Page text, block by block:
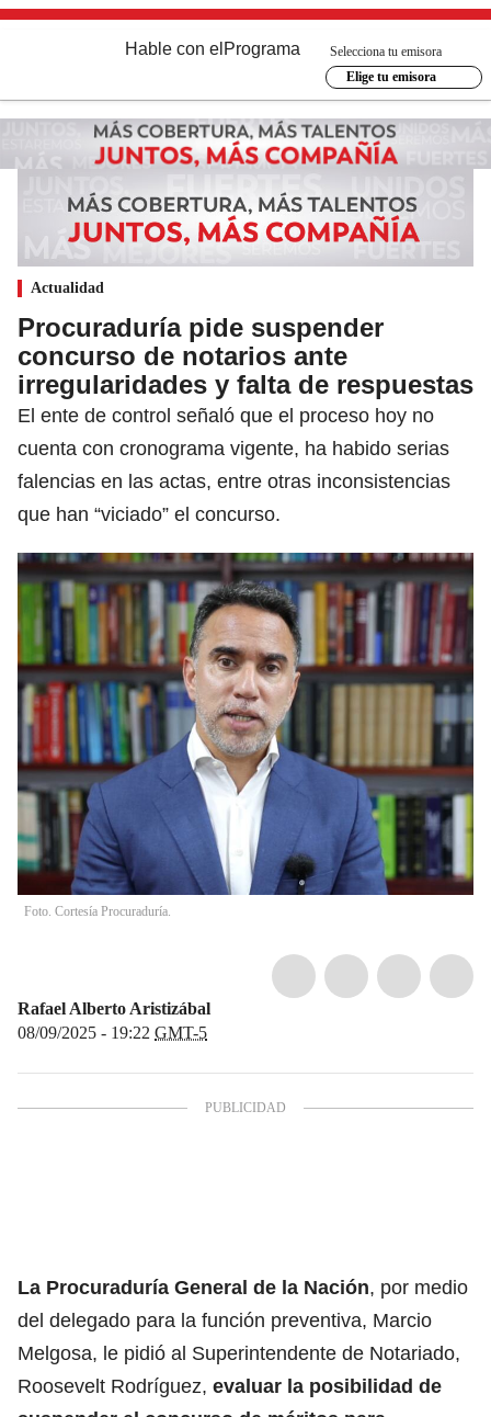
Hable con el Programa
Selecciona tu emisora
Elige tu emisora
Actualidad
Procuraduría pide suspender
concurso de notarios ante
irregularidades y falta de respuestas
El ente de control señaló que el proceso hoy no
cuenta con cronograma vigente, ha habido serias
falencias en las actas, entre otras inconsistencias
que han “viciado” el concurso.
Foto. Cortesía Procuraduría.
Rafael Alberto Aristizábal
08/09/2025 - 19:22 GMT-5
La Procuraduría General de la Nación, por medio
del delegado para la función preventiva, Marcio
Melgosa, le pidió al Superintendente de Notariado,
Roosevelt Rodríguez, evaluar la posibilidad de